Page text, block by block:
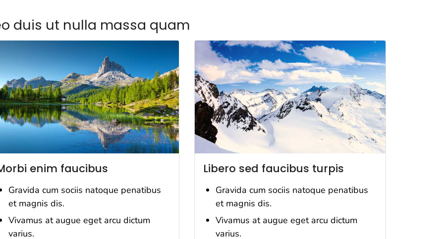
duis ut nulla massa quam
enim faucibus
Gravida cum sociis natoque penatibus
et magnis dis.
Vivamus at augue eget arcu dictum
varius.
Libero sed faucibus turpis
Gravida cum sociis natoque penatibus
et magnis dis.
Vivamus at augue eget arcu dictum
varius.